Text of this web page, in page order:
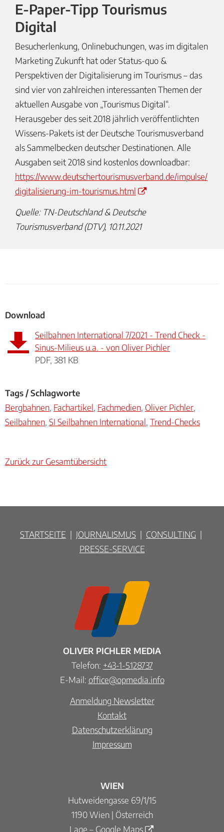
E-Paper-Tipp Tourismus
Digital
Besucherlenkung, Onlinebuchungen, was im digitalen
Marketing Zukunft hat oder Status-quo &
Perspektiven der Digitalisierung im Tourismus – das
sind vier von zahlreichen interessanten Themen der
aktuellen Ausgabe von „Tourismus Digital“.
Herausgeber des seit 2018 jährlich veröffentlichten
Wissens-Pakets ist der Deutsche Tourismusverband
als Sammelbecken deutscher Destinationen. Alle
Ausgaben seit 2018 sind kostenlos downloadbar:
https://www.deutschertourismusverband.de/impulse/
digitalisierung-im-tourismus.html
Quelle: TN-Deutschland & Deutsche
Tourismusverband (DTV), 10.11.2021
Download
Seilbahnen International 7/2021 - Trend Check -
Sinus-Milieus u.a. - von Oliver Pichler
PDF, 381 KB
Tags / Schlagworte
Bergbahnen, Fachartikel, Fachmedien, Oliver Pichler,
Seilbahnen, SI Seilbahnen International, Trend-Checks
Zurück zur Gesamtübersicht
STARTSEITE | JOURNALISMUS | CONSULTING |
PRESSE-SERVICE
OLIVER PICHLER MEDIA
Telefon: +43-1-5128737
E-Mail: office@opmedia.info
Anmeldung Newsletter
Kontakt
Datenschutzerklärung
Impressum
WIEN
Hutweidengasse 69/1/15
1190 Wien | Österreich
Lage – Google Maps